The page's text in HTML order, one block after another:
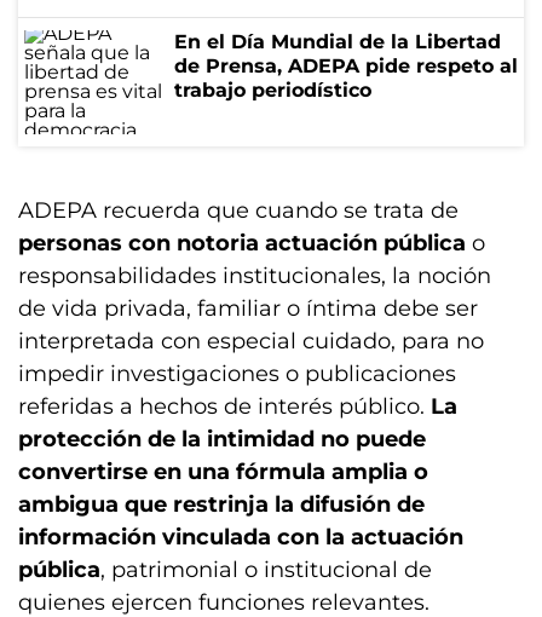
En el Día Mundial de la Libertad
de Prensa, ADEPA pide respeto al
trabajo periodístico
ADEPA recuerda que cuando se trata de
personas con notoria actuación pública o
responsabilidades institucionales, la noción
de vida privada, familiar o íntima debe ser
interpretada con especial cuidado, para no
impedir investigaciones o publicaciones
referidas a hechos de interés público. La
protección de la intimidad no puede
convertirse en una fórmula amplia o
ambigua que restrinja la difusión de
información vinculada con la actuación
pública, patrimonial o institucional de
quienes ejercen funciones relevantes.